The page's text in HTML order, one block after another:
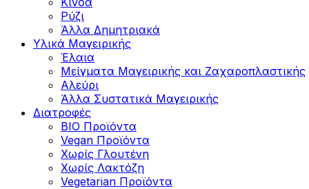
Ρύζι
Άλλα Δημητριακά
Υλικά Μαγειρικής
Έλαια
Μείγματα Μαγειρικής και Ζαχαροπλαστικής
Αλεύρι
Άλλα Συστατικά Μαγειρικής
Διατροφές
BIO Προϊόντα
Vegan Προϊόντα
Χωρίς Γλουτένη
Χωρίς Λακτόζη
Vegetarian Προϊόντα